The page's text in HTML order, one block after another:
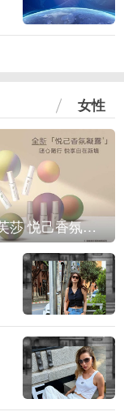
女性
IPSA茵芙莎 悦己香氛凝露上市